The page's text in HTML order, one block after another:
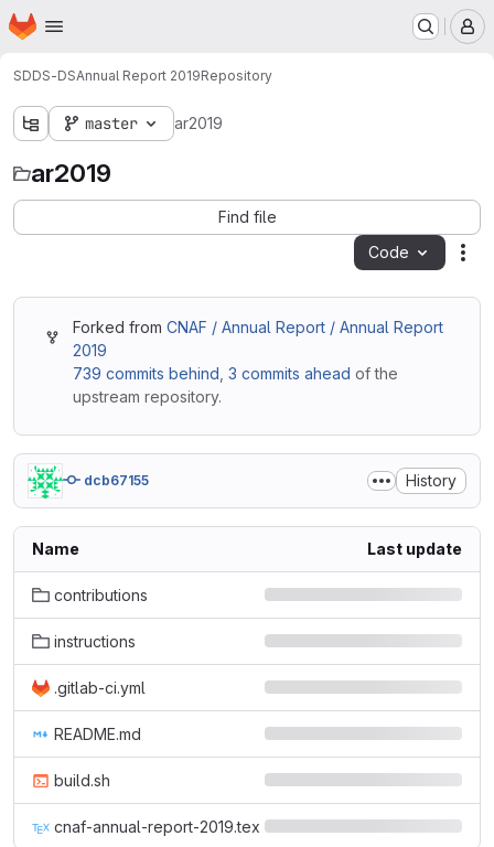
Skip to main content
Homepage
SDDS-DSAnnual Report 2019Repository
master ar2019
ar2019
Find file
Code
Forked fromCNAF / Annual Report / Annual Report
2019
739 commits behind ,3 commits ahead of the
upstream repository.
dcb67155 History
Name Last update
contributions
instructions
.gitlab-ci.yml
README.md
build.sh
cnaf-annual-report-2019.tex